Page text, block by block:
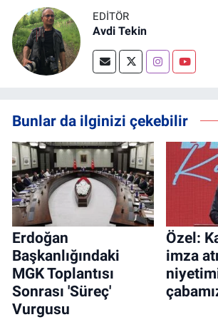
EDITÖR
Avdi Tekin
Bunlar da ilginizi çekebilir
Erdoğan
Başkanlığındaki
MGK Toplantısı
Sonrası 'Süreç'
Vurgusu
Özel:
imza